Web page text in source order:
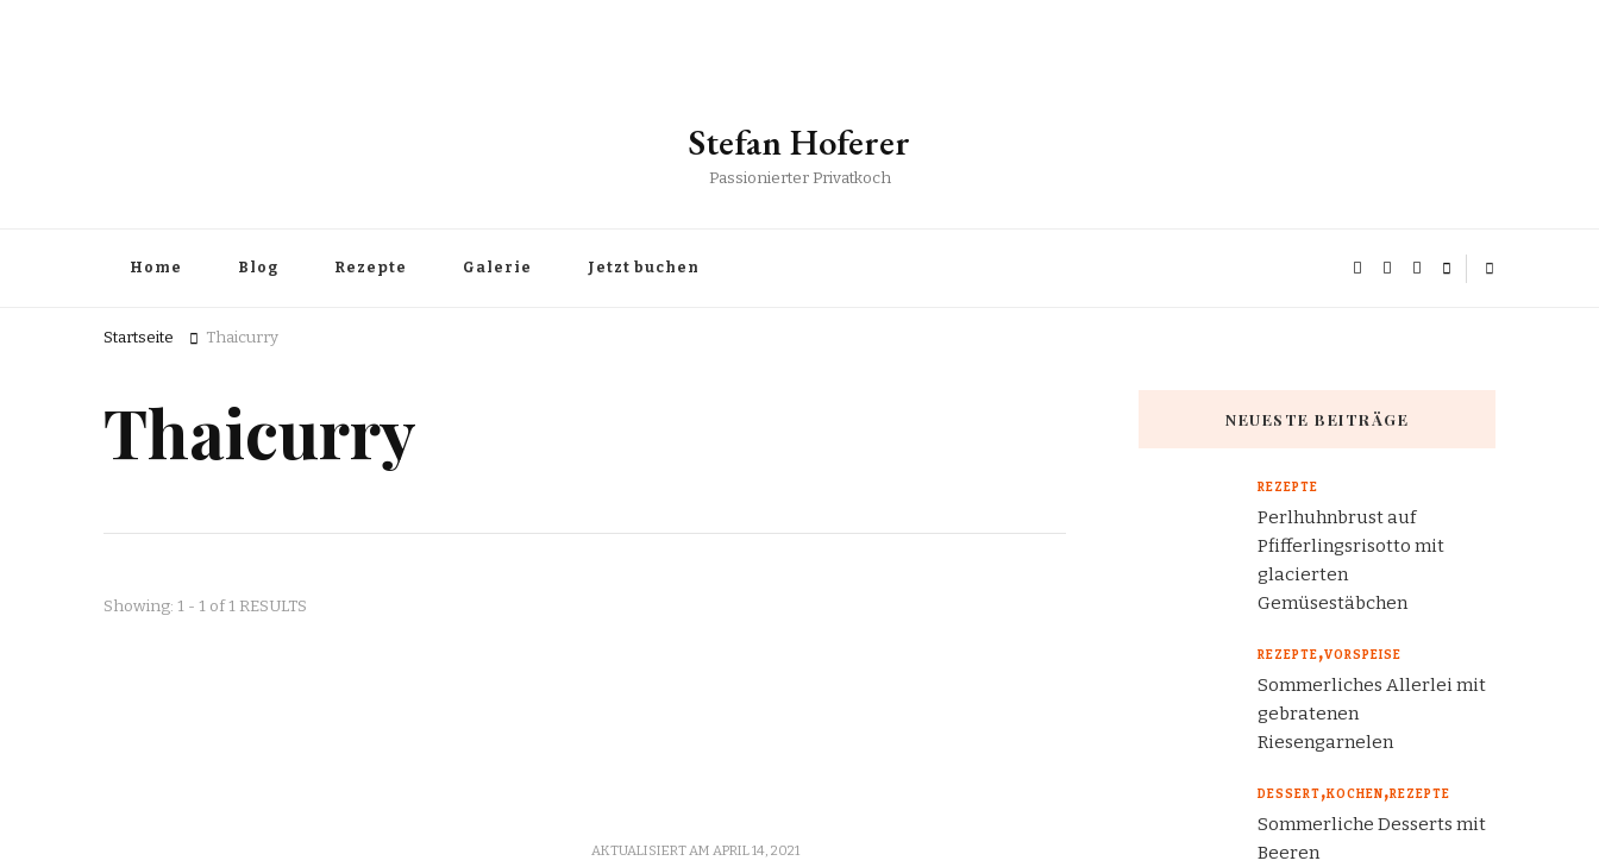
Stefan Hoferer
Passionierter Privatkoch
Home Blog Rezepte Galerie Jetzt buchen
Startseite Thaicurry
Thaicurry
Showing: 1 - 1 of 1 RESULTS
AKTUALISIERT AM APRIL 14, 2021
NEUESTE BEITRÄGE
REZEPTE
Perlhuhnbrust auf
Pfifferlingsrisotto mit
glacierten
Gemüsestäbchen
REZEPTE VORSPEISE
Sommerliches Allerlei mit
gebratenen
Riesengarnelen
DESSERT KOCHEN REZEPTE
Sommerliche Desserts mit
Beeren